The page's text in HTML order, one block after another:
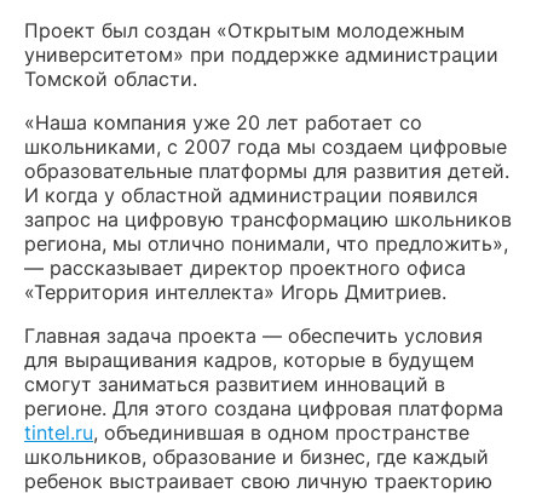
Проект был создан «Открытым молодежным
университетом» при поддержке администрации
Томской области.
«Наша компания уже 20 лет работает со
школьниками, с 2007 года мы создаем цифровые
образовательные платформы для развития детей.
И когда у областной администрации появился
запрос на цифровую трансформацию школьников
региона, мы отлично понимали, что предложить»,
— рассказывает директор проектного офиса
«Территория интеллекта» Игорь Дмитриев.
Главная задача проекта — обеспечить условия
для выращивания кадров, которые в будущем
смогут заниматься развитием инноваций в
регионе. Для этого создана цифровая платформа
tintel.ru, объединившая в одном пространстве
школьников, образование и бизнес, где каждый
ребенок выстраивает свою личную траекторию